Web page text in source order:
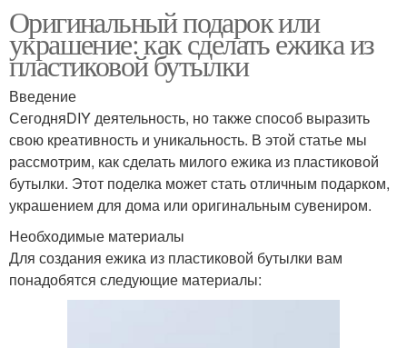
Оригинальный подарок или
украшение: как сделать ежика из
пластиковой бутылки
Введение
СегодняDIY деятельность, но также способ выразить
свою креативность и уникальность. В этой статье мы
рассмотрим, как сделать милого ежика из пластиковой
бутылки. Этот поделка может стать отличным подарком,
украшением для дома или оригинальным сувениром.
Необходимые материалы
Для создания ежика из пластиковой бутылки вам
понадобятся следующие материалы: